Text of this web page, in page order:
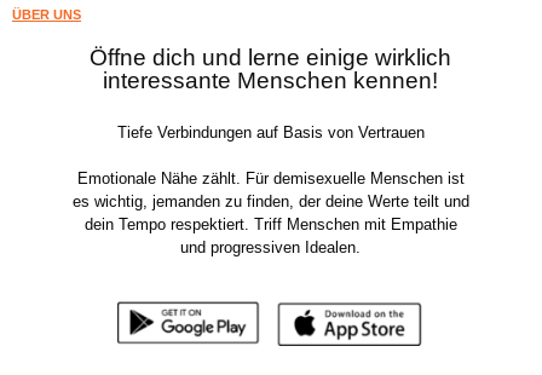
ÜBER UNS
Öffne dich und lerne einige wirklich
interessante Menschen kennen!
Tiefe Verbindungen auf Basis von Vertrauen
Emotionale Nähe zählt. Für demisexuelle Menschen ist
es wichtig, jemanden zu finden, der deine Werte teilt und
dein Tempo respektiert. Triff Menschen mit Empathie
und progressiven Idealen.